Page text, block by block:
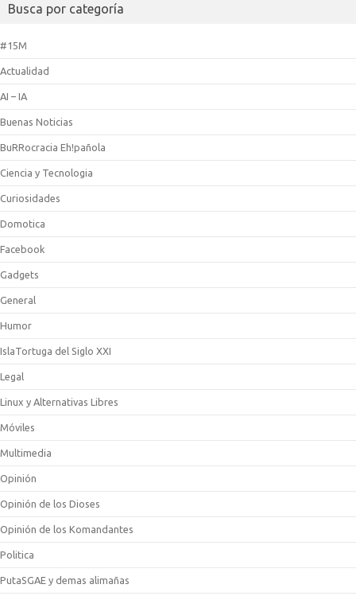
Busca por categoría
#15M
Actualidad
AI – IA
Buenas Noticias
BuRRocracia Eh!pañola
Ciencia y Tecnologia
Curiosidades
Domotica
Facebook
Gadgets
General
Humor
IslaTortuga del Siglo XXI
Legal
Linux y Alternativas Libres
Móviles
Multimedia
Opinión
Opinión de los Dioses
Opinión de los Komandantes
Politica
PutaSGAE y demas alimañas